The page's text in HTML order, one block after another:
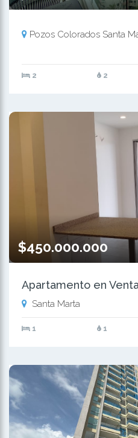
Pozos Colorados Santa
2 2
$450.000.000
Santa Marta
1 1